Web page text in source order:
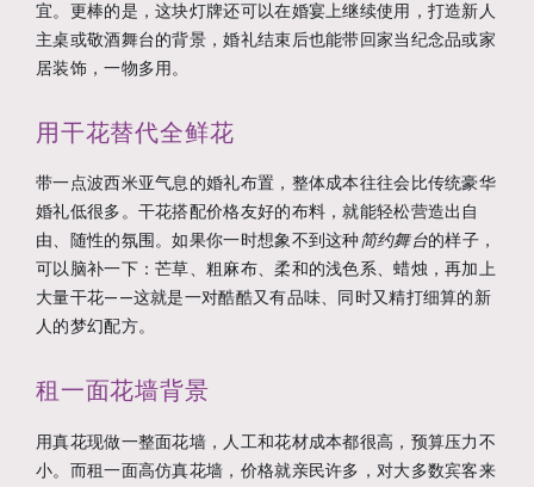
宜。更棒的是，这块灯牌还可以在婚宴上继续使用，打造新人
主桌或敬酒舞台的背景，婚礼结束后也能带回家当纪念品或家
居装饰，一物多用。
用干花替代全鲜花
带一点波西米亚气息的婚礼布置，整体成本往往会比传统豪华
婚礼低很多。干花搭配价格友好的布料，就能轻松营造出自
由、随性的氛围。如果你一时想象不到这种简约舞台的样子，
可以脑补一下：芒草、粗麻布、柔和的浅色系、蜡烛，再加上
大量干花——这就是一对酷酷又有品味、同时又精打细算的新
人的梦幻配方。
租一面花墙背景
用真花现做一整面花墙，人工和花材成本都很高，预算压力不
小。而租一面高仿真花墙，价格就亲民许多，对大多数宾客来